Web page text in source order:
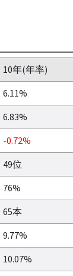
10年(年率)
6.11%
6.83%
-0.72%
49位
76%
65本
9.77%
10.07%